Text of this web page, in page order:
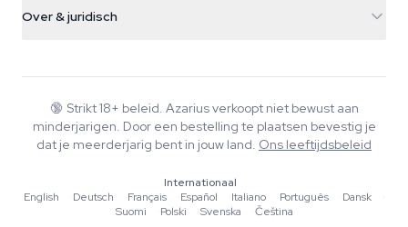
+31(0)204897914
Smokeshop
Retourbeleid
Veelgestelde vragen
Privacybeleid
Over & juridisch
Wiki
Muziek
Redactionele normen
Tools & Calculators
🔞 Strikt 18+ beleid. Azarius verkoopt niet bewust aan
minderjarigen. Door een bestelling te plaatsen bevestig je
dat je meerderjarig bent in jouw land. Ons leeftijdsbeleid
Internationaal
English
·Deutsch ·Français ·Español ·Italiano ·Português ·Dansk
·
Suomi
·Polski ·Svenska ·Čeština